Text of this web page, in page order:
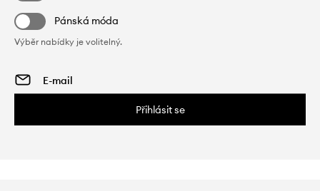
Pánská móda
Výběr nabídky je volitelný.
Přihlásit se